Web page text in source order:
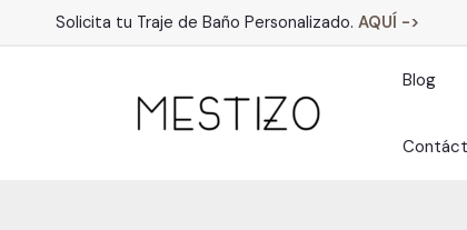
Solicita tu Traje de Baño Personalizado. AQUÍ ->
Blog